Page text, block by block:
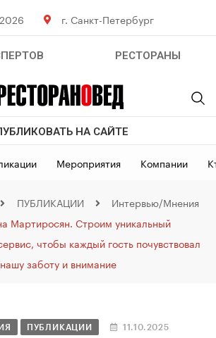
г. Санкт-Петербург
РЕСТОРАНЫ
НА САЙТЕ
Мероприятия Компании
ПУБЛИКАЦИИ
Интервью/Мнения
Мартиросян. Строим уникальный
чтобы каждый гость почувствовал
нашу заботу и внимание
ПУБЛИКАЦИИ 11.10.2025